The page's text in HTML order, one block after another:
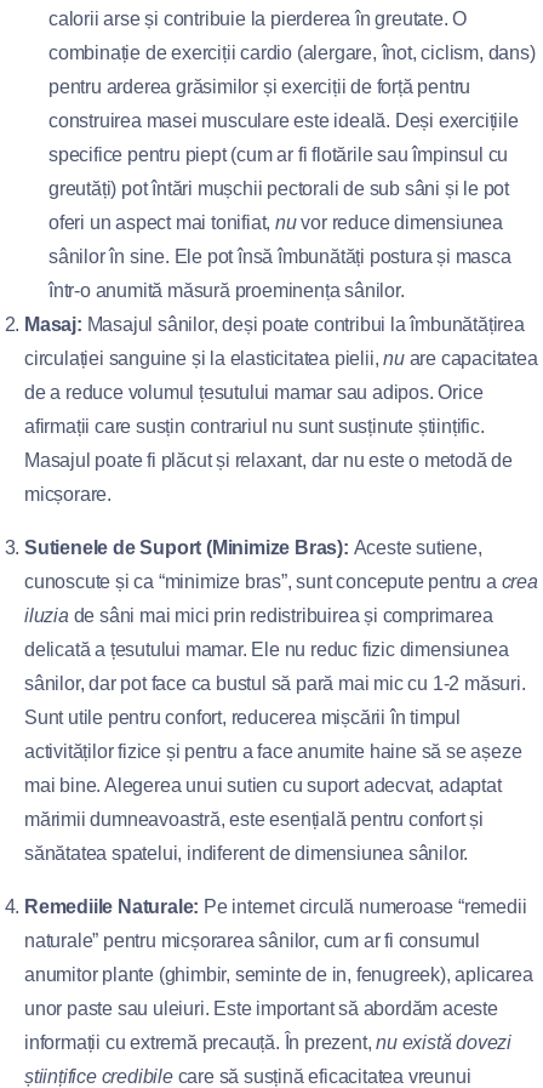
calorii arse și contribuie la pierderea în greutate. O
combinație de exerciții cardio (alergare, înot, ciclism, dans)
pentru arderea grăsimilor și exerciții de forță pentru
construirea masei musculare este ideală. Deși exercițiile
specifice pentru piept (cum ar fi flotările sau împinsul cu
greutăți) pot întări mușchii pectorali de sub sâni și le pot
oferi un aspect mai tonifiat,nuvor reduce dimensiunea
sânilor în sine. Ele pot însă îmbunătăți postura și masca
într-o anumită măsură proeminența sânilor.
Masaj: Masajul sânilor, deși poate contribui la îmbunătățirea
circulației sanguine și la elasticitatea pielii,nuare capacitatea
de a reduce volumul țesutului mamar sau adipos. Orice
afirmații care susțin contrariul nu sunt susținute științific.
Masajul poate fi plăcut și relaxant, dar nu este o metodă de
micșorare.
Sutienele de Suport (Minimize Bras): Aceste sutiene,
cunoscute și ca “minimize bras”, sunt concepute pentru a crea
iluzia de sâni mai mici prin redistribuirea și comprimarea
delicată a țesutului mamar. Ele nu reduc fizic dimensiunea
sânilor, dar pot face ca bustul să pară mai mic cu 1-2 măsuri.
Sunt utile pentru confort, reducerea mișcării în timpul
activităților fizice și pentru a face anumite haine să se așeze
mai bine. Alegerea unui sutien cu suport adecvat, adaptat
mărimii dumneavoastră, este esențială pentru confort și
sănătatea spatelui, indiferent de dimensiunea sânilor.
Remediile Naturale: Pe internet circulă numeroase “remedii
naturale” pentru micșorarea sânilor, cum ar fi consumul
anumitor plante (ghimbir, seminte de in, fenugreek), aplicarea
unor paste sau uleiuri. Este important să abordăm aceste
informații cu extremă precauță. În prezent,nu există dovezi
științifice credibilecare să susțină eficacitatea vreunui